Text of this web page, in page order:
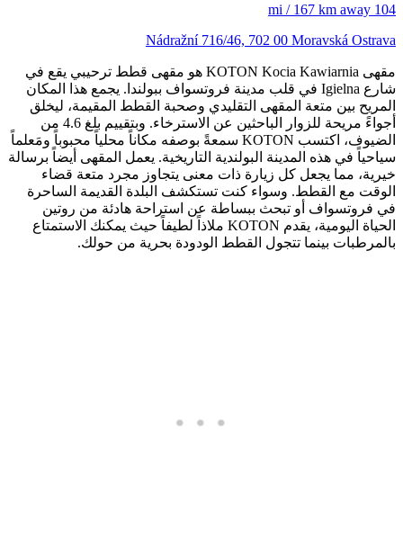
104 mi / 167 km away
Nádražní 716/46, 702 00 Moravská Ostrava
مقهى KOTON Kocia Kawiarnia هو مقهى قطط ترحيبي يقع في
شارع Igielna في قلب مدينة فروتسواف ببولندا. يجمع هذا المكان
المريح بين متعة المقهى التقليدي وصحبة القطط المقيمة، ليخلق
أجواءً مريحة للزوار الباحثين عن الاسترخاء. وبتقييم بلغ 4.6 من
الضيوف، اكتسب KOTON سمعةً بوصفه مكاناً محلياً محبوباً ومَعلماً
سياحياً في هذه المدينة البولندية التاريخية. يعمل المقهى أيضاً برسالة
خيرية، مما يجعل كل زيارة ذات معنى يتجاوز مجرد متعة قضاء
الوقت مع القطط. وسواء كنت تستكشف البلدة القديمة الساحرة
في فروتسواف أو تبحث ببساطة عن استراحة هادئة من روتين
الحياة اليومية، يقدم KOTON ملاذاً لطيفاً حيث يمكنك الاستمتاع
بالمرطبات بينما تتجول القطط الودودة بحرية من حولك.